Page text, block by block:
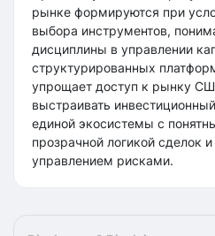
рынке формируются при
выбора инструментов,
дисциплины в управлении
структурированных
упрощает доступ к рынку
выстраивать
единой экосистемы с
прозрачной логикой сделок
управлением рисками.